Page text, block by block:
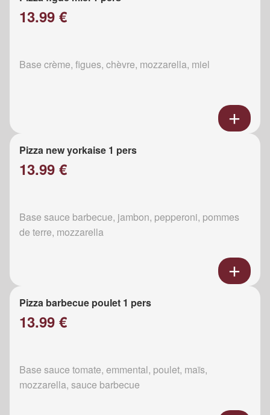
13.99 €
Base crème, figues, chèvre, mozzarella, miel
Pizza new yorkaise 1 pers
13.99 €
Base sauce barbecue, jambon, pepperoni, pommes
de terre, mozzarella
Pizza barbecue poulet 1 pers
13.99 €
Base sauce tomate, emmental, poulet, maïs,
mozzarella, sauce barbecue